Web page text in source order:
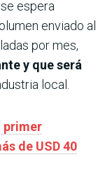
espera
enviado al
por mes,
y que será
local.
primer
de USD 40